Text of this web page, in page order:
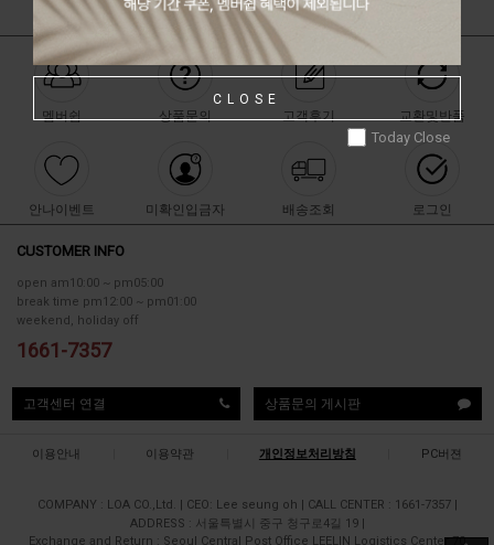
CLOSE
Today Close
멤버쉽 상품문의 고객후기 교환및반품
안나이벤트 미확인입금자 배송조회 로그인
CUSTOMER INFO
open am10:00 ~ pm05:00
break time pm12:00 ~ pm01:00
weekend, holiday off
1661-7357
고객센터 연결 상품문의 게시판
이용안내 이용약관 개인정보처리방침 PC버젼
COMPANY : LOA CO.,Ltd. | CEO: Lee seung oh | CALL CENTER : 1661-7357 |
ADDRESS : 서울특별시 중구 청구로4길 19 |
Exchange and Return : Seoul Central Post Office LEELIN Logistics Center 70